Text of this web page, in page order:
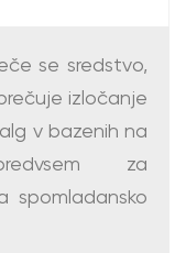
se sredstvo,
izločanje
v bazenih na
za
spomladansko